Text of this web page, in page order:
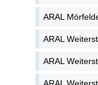
ARAL
ARAL
ARAL